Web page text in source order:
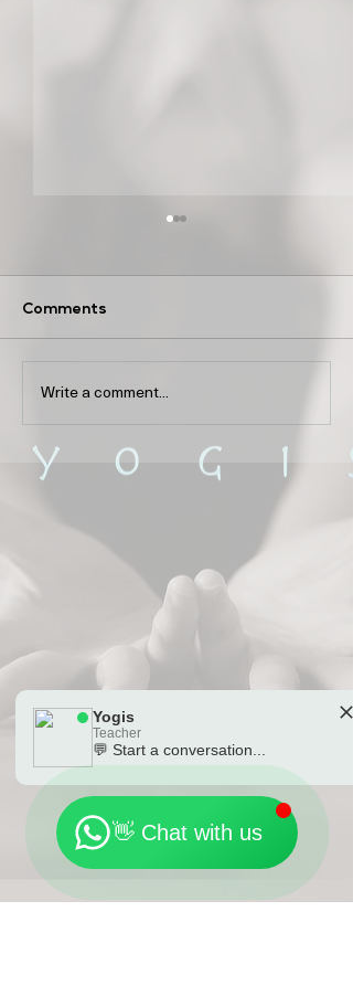
1. 2021年6月5日 13:15 取消
2. 由2021年6月12日起 逢星期
六13:15 Basic Vinyasa-Rachel
改 逢星期六13:15 Vinyasa-
Jack
Comments
Write a comment...
👋 Chat with us
Yogis
Teacher
💬 Start a conversation...